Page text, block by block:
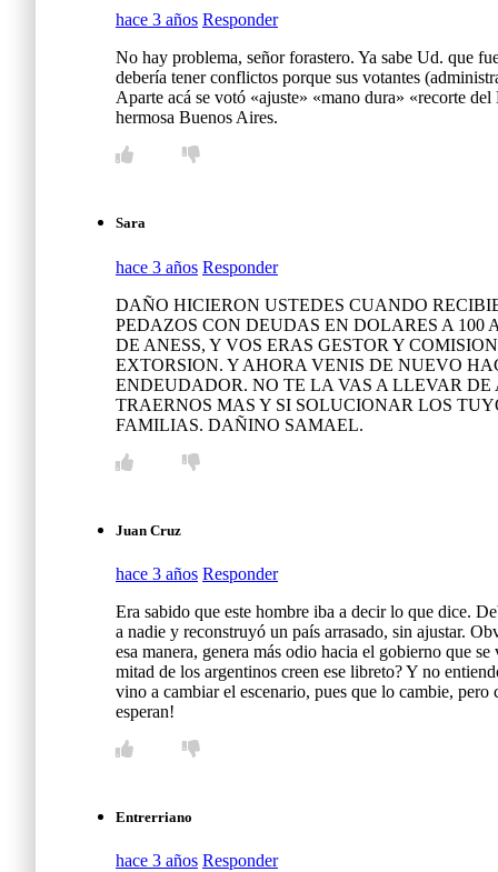
hace 3 años Responder
No hay problema, señor forastero. Ya sabe Ud. que
debería tener conflictos porque sus votantes
Aparte acá se votó «ajuste» «mano dura» «recorte
hermosa Buenos Aires.
Sara
hace 3 años Responder
DAÑO HICIERON USTEDES CUANDO
PEDAZOS CON DEUDAS EN DOLARES A
DE ANESS, Y VOS ERAS GESTOR Y
EXTORSION. Y AHORA VENIS DE NUEVO
ENDEUDADOR. NO TE LA VAS A LLEVAR
TRAERNOS MAS Y SI SOLUCIONAR LOS
FAMILIAS. DAÑINO SAMAEL.
Juan Cruz
hace 3 años Responder
Era sabido que este hombre iba a decir lo que dice.
a nadie y reconstruyó un país arrasado, sin ajustar.
esa manera, genera más odio hacia el gobierno que
mitad de los argentinos creen ese libreto? Y no
vino a cambiar el escenario, pues que lo cambie,
esperan!
Entrerriano
hace 3 años Responder